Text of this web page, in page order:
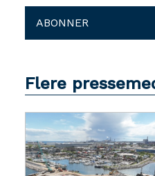
ABONNER
Flere